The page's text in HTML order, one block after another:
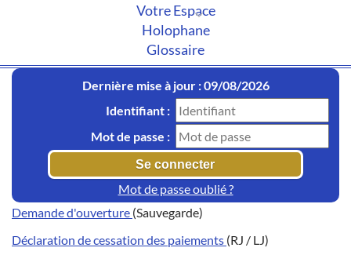
Votre Espace
Holophane
Glossaire
Dernière mise à jour : 09/08/2026
Identifiant :
Mot de passe :
Mot de passe oublié ?
Demande d'ouverture (Sauvegarde)
Déclaration de cessation des paiements (RJ / LJ)